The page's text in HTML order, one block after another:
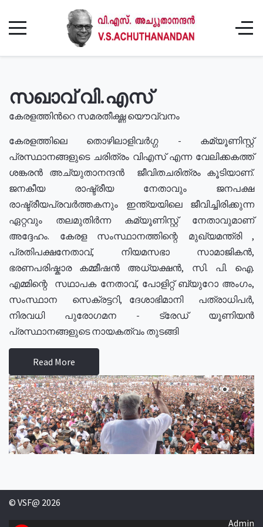
സഖാവ് വി.എസ്
കേരളത്തിൻറെ സമരതീക്ഷ്ണ യൌവ്വനം
കേരളത്തിലെ തൊഴിലാളിവർഗ്ഗ - കമ്യൂണിസ്റ്റ്
പ്രസ്ഥാനങ്ങളുടെ ചരിത്രം വിഎസ് എന്ന വേലിക്കകത്ത്
ശങ്കരൻ അച്യുതാനന്ദൻ ജീവിതചരിത്രം കൂടിയാണ്.
ജനകീയ രാഷ്ട്രീയ നേതാവും ജനപക്ഷ
രാഷ്ട്രീയപ്രവർത്തകനും ഇന്ത്യയിലെ ജീവിച്ചിരിക്കുന്ന
ഏറ്റവും തലമുതിർന്ന കമ്യൂണിസ്റ്റ് നേതാവുമാണ്
അദ്ദേഹം. കേരള സംസ്ഥാനത്തിന്റെ മുഖ്യമന്ത്രി ,
പ്രതിപക്ഷനേതാവ്, നിയമസഭാ സാമാജികൻ,
ഭരണപരിഷ്കാര കമ്മീഷൻ അധ്യക്ഷൻ, സി. പി. ഐ.
എമ്മിന്റെ സഥാപക നേതാവ്, പോളിറ്റ് ബ്യുറോ അംഗം,
സംസ്ഥാന സെക്രട്ടറി, ദേശാഭിമാനി പത്രാധിപർ,
നിരവധി പുരോഗമന - ട്രേഡ് യൂണിയൻ
പ്രസ്ഥാനങ്ങളുടെ നായകത്വം തുടങ്ങി
Read More
© VSF@ 2026
Admin